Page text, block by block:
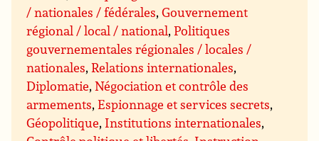
/ nationales / fédérales,Gouvernement
régional / local / national,Politiques
gouvernementales régionales / locales /
nationales,Relations internationales,
Diplomatie,Négociation et contrôle des
armements,Espionnage et services secrets,
Géopolitique, Institutions internationales,